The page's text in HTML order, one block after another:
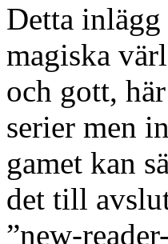
Detta
magiska
och gott,
serier men
gamet kan
det till
”new-